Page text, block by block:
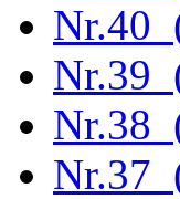
Nr.40
Nr.39
Nr.38
Nr.37